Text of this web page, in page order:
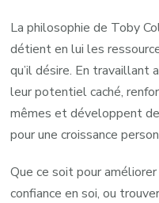
La philosophie de Toby
détient en lui les
qu’il désire. En travaillant
leur potentiel caché,
mêmes et développent
pour une croissance
Que ce soit pour
confiance en soi, ou